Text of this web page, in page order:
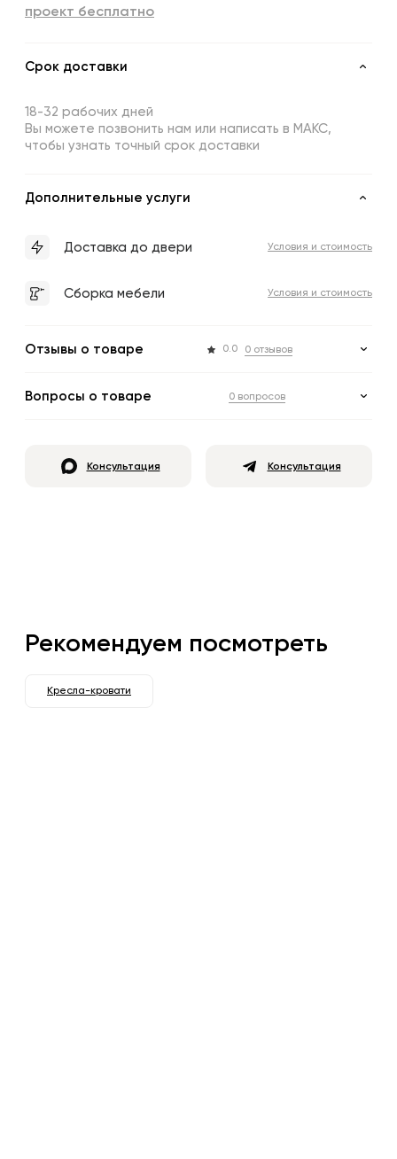
проект бесплатно
Срок доставки
18-32 рабочих дней
Вы можете позвонить нам или написать в МАКС,
чтобы узнать точный срок доставки
Дополнительные услуги
Доставка до двери Условия и стоимость
Сборка мебели Условия и стоимость
Отзывы о товаре 0.0 0 отзывов
Вопросы о товаре 0 вопросов
Консультация Консультация
Рекомендуем посмотреть
Кресла-кровати